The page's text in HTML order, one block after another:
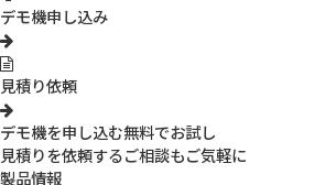
デモ機申し込み
見積り依頼
デモ機を申し込む無料でお試し
見積りを依頼するご相談もご気軽に
製品情報
電話番号（必須）
配送先について（必須）
上記の住所と同じ場所に送る
別の住所に送る
備考欄